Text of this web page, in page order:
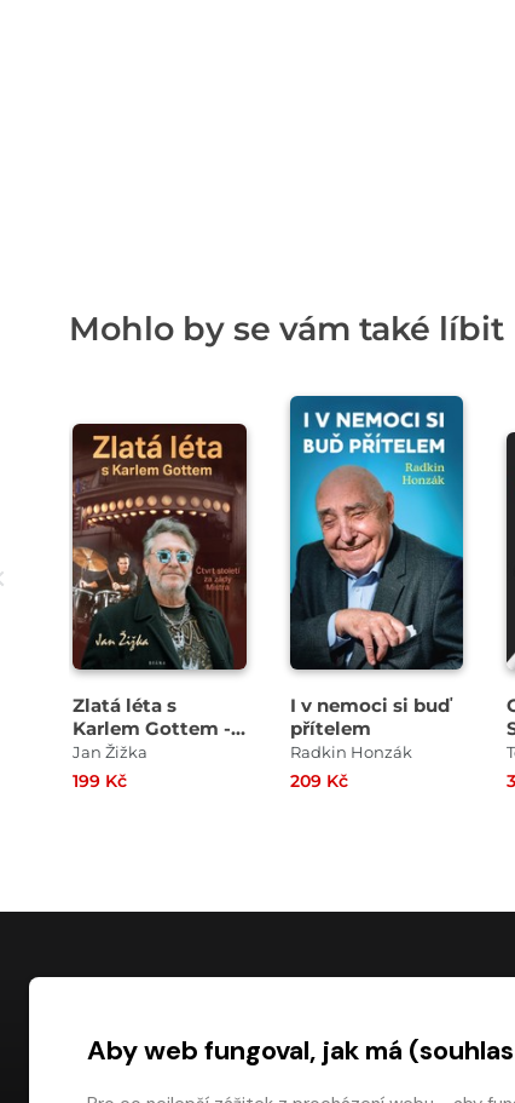
Mohlo by se vám také líbit
Zlatá léta s
Karlem Gottem -
Čtvrt století za
zády Mistra
Jan Žižka
199 Kč
I v nemoci si buď
přítelem
Radkin Honzák
209 Kč
Časté dotazy
Aby web fungoval, jak má